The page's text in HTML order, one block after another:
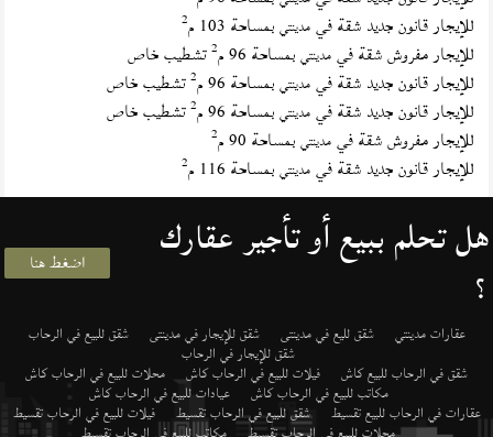
للإيجار قانون جديد شقة فيمدينتي بمساحة 103 م 2
للإيجار مفروش شقة فيمدينتي بمساحة 96 م 2تشطيب خاص
للإيجار قانون جديد شقة فيمدينتي بمساحة 96 م 2تشطيب خاص
للإيجار قانون جديد شقة فيمدينتي بمساحة 96 م 2تشطيب خاص
للإيجار مفروش شقة فيمدينتي بمساحة 90 م 2
للإيجار قانون جديد شقة فيمدينتي بمساحة 116 م 2
هل تحلم ببيع أو تأجير عقارك
؟ اضغط هنا
عقارات مدينتي شقق لليع في مدينتى شقق للإيجار في مدينتى شقق للبيع في الرحاب
شقق للإيجار في الرحاب
شقق في الرحاب للبيع كاش فيلات للبيع في الرحاب كاش محلات للبيع في الرحاب كاش
مكاتب للبيع في الرحاب كاش عيادات للبيع في الرحاب كاش
عقارات في الرحاب للبيع تقسيط شقق للبيع في الرحاب تقسيط فيلات للبيع في الرحاب تقسيط